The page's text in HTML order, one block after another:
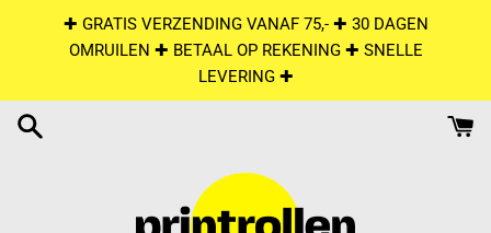
✚ GRATIS VERZENDING VANAF 75,- ✚ 30 DAGEN
OMRUILEN ✚ BETAAL OP REKENING ✚ SNELLE
LEVERING ✚